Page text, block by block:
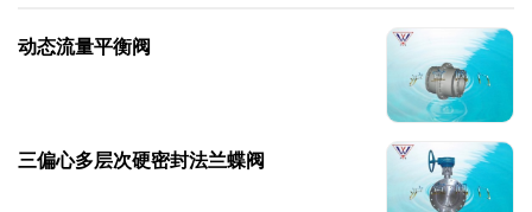
动态流量平衡阀
三偏心多层次硬密封法兰蝶阀